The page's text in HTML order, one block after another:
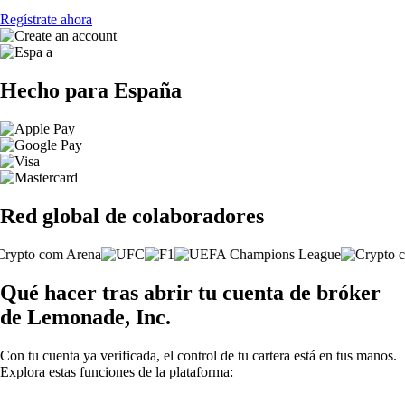
Regístrate ahora
Hecho para España
Red global de colaboradores
Qué hacer tras abrir tu cuenta de bróker
de Lemonade, Inc.
Con tu cuenta ya verificada, el control de tu cartera está en tus manos.
Explora estas funciones de la plataforma: